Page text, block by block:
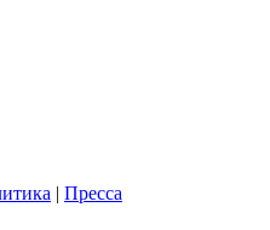
| Пресса